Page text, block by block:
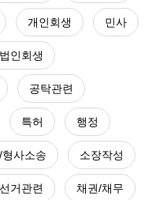
개인회생 민사
법인회생
공탁관련
특허 행정
형사소송 소장작성
선거관련 채권/채무